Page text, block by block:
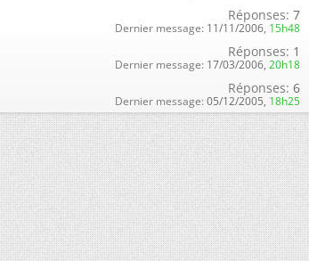
Réponses: 7
Dernier message: 11/11/2006, 15h48
Réponses: 1
Dernier message: 17/03/2006, 20h18
Réponses: 6
Dernier message: 05/12/2005, 18h25